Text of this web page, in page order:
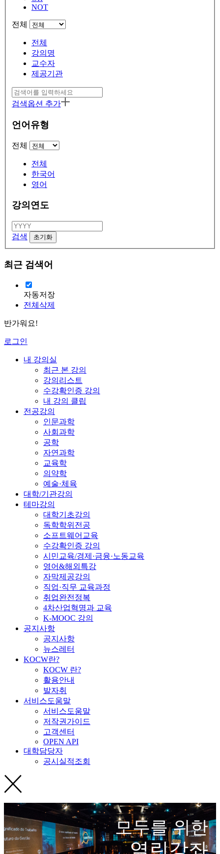
NOT
전체
전체
강의명
교수자
제공기관
검색옵션 추가
언어유형
전체
전체
한국어
영어
강의연도
검색
최근 검색어
자동저장
전체삭제
반가워요!
로그인
내 강의실
최근 본 강의
강의리스트
수강확인증 강의
내 강의 클립
전공강의
인문과학
사회과학
공학
자연과학
교육학
의약학
예술·체육
대학/기관강의
테마강의
대학기초강의
독학학위전공
소프트웨어교육
수강확인증 강의
시민교육/경제·금융·노동교육
영어&해외특강
자막제공강의
직업·직무 교육과정
취업완전정복
4차산업혁명과 교육
K-MOOC 강의
공지사항
공지사항
뉴스레터
KOCW란?
KOCW 란?
활용안내
발자취
서비스도움말
서비스도움말
저작권가이드
고객센터
OPEN API
대학담당자
공시실적조회
모두를 위한